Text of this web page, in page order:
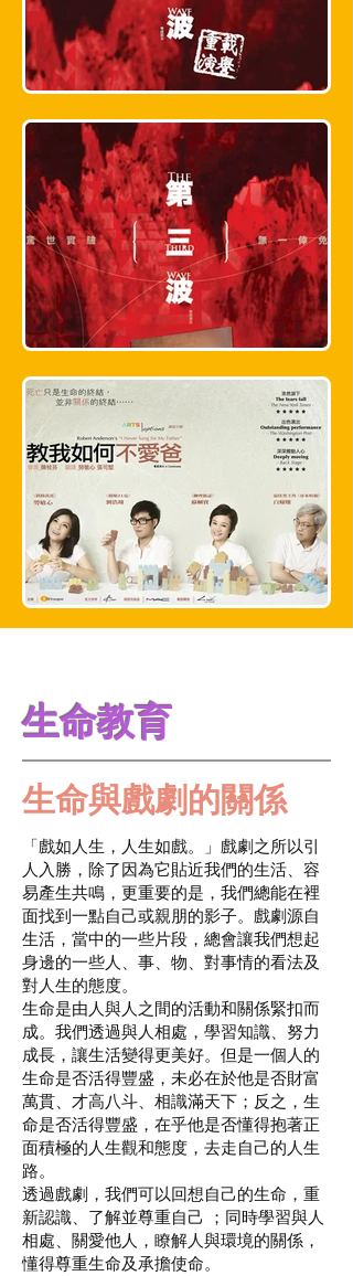
生命教育
生命與戲劇的關係
「戲如人生，人生如戲。」戲劇之所以引
人入勝，除了因為它貼近我們的生活、容
易產生共鳴，更重要的是，我們總能在裡
面找到一點自己或親朋的影子。戲劇源自
生活，當中的一些片段，總會讓我們想起
身邊的一些人、事、物、對事情的看法及
對人生的態度。
生命是由人與人之間的活動和關係緊扣而
成。我們透過與人相處，學習知識、努力
成長，讓生活變得更美好。但是一個人的
生命是否活得豐盛，未必在於他是否財富
萬貫、才高八斗、相識滿天下；反之，生
命是否活得豐盛，在乎他是否懂得抱著正
面積極的人生觀和態度，去走自己的人生
路。
透過戲劇，我們可以回想自己的生命，重
新認識、了解並尊重自己 ；同時學習與人
相處、關愛他人，瞭解人與環境的關係，
懂得尊重生命及承擔使命。